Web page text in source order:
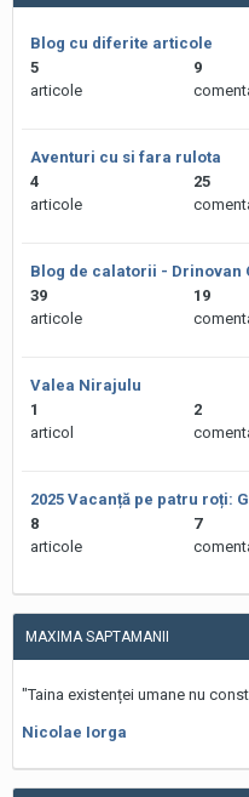
Blog cu diferite articole
5
articole
9
Aventuri cu si fara rulota
4
articole
25
Blog de calatorii - Drinovan
39
articole
19
Valea Nirajulu
1
articol
2
2025 Vacanță pe patru roți:
8
articole
7
MAXIMA SAPTAMANII
"Taina existenței umane nu
Nicolae Iorga